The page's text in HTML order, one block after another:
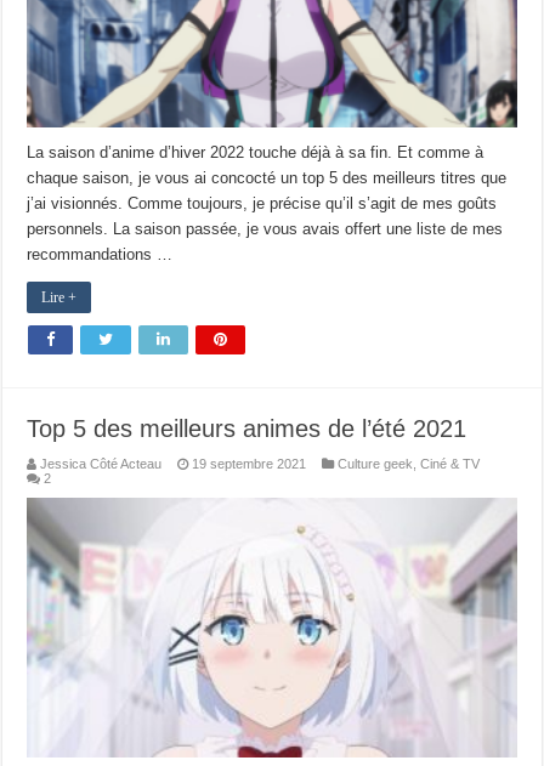
La saison d’anime d’hiver 2022 touche déjà à sa fin. Et comme à
chaque saison, je vous ai concocté un top 5 des meilleurs titres que
j’ai visionnés. Comme toujours, je précise qu’il s’agit de mes goûts
personnels. La saison passée, je vous avais offert une liste de mes
recommandations …
Lire +
Top 5 des meilleurs animes de l’été 2021
Jessica Côté Acteau 19 septembre 2021 Culture geek ,Ciné & TV
2